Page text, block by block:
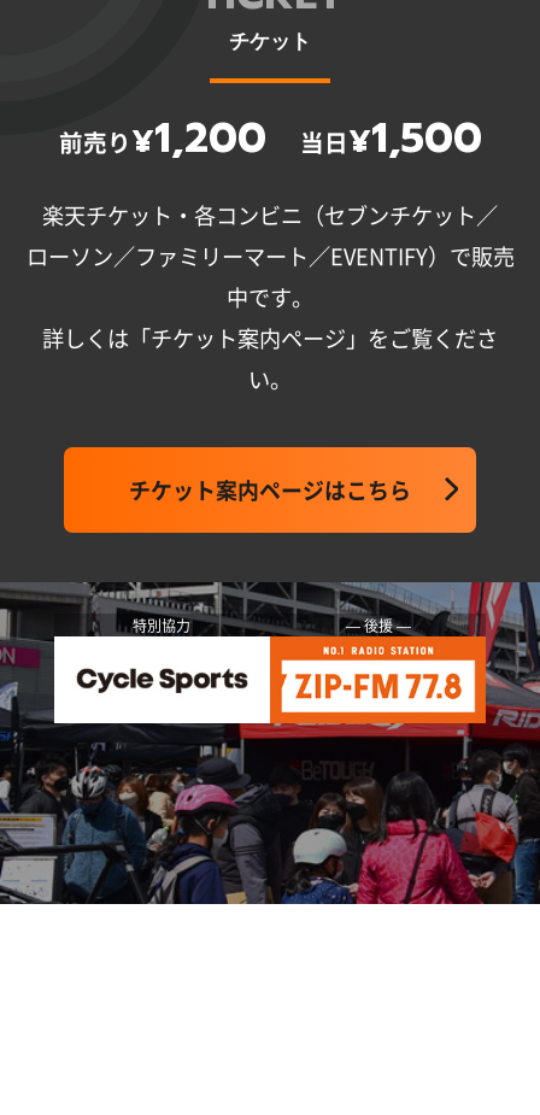
チケット
前売り¥1,200 当日¥1,500
楽天チケット・各コンビニ（セブンチケット／
ローソン／ファミリーマート／EVENTIFY）で販売
中です。
詳しくは「チケット案内ページ」をご覧くださ
い。
チケット案内ページはこちら
特別協力 ― 後援 ―